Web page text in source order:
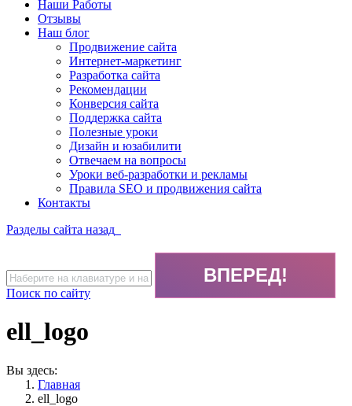
Наши Работы
Отзывы
Наш блог
Продвижение сайта
Интернет-маркетинг
Разработка сайта
Рекомендации
Конверсия сайта
Поддержка сайта
Полезные уроки
Дизайн и юзабилити
Отвечаем на вопросы
Уроки веб-разработки и рекламы
Правила SEO и продвижения сайта
Контакты
Разделы сайта назад
Поиск по сайту
ell_logo
Вы здесь:
Главная
ell_logo